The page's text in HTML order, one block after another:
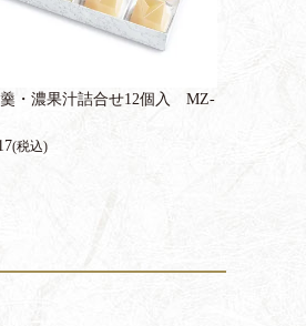
・濃果汁詰合せ12個入 MZ-
(税込)